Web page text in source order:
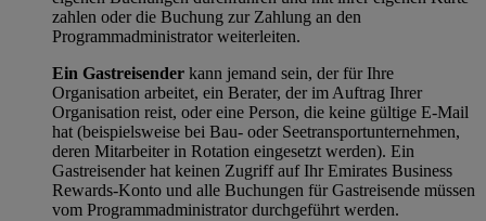
zahlen oder die Buchung zur Zahlung an den
Programmadministrator weiterleiten.
Ein Gastreisender kann jemand sein, der für Ihre
Organisation arbeitet, ein Berater, der im Auftrag Ihrer
Organisation reist, oder eine Person, die keine gültige E-Mail
hat (beispielsweise bei Bau- oder Seetransportunternehmen,
deren Mitarbeiter in Rotation eingesetzt werden). Ein
Gastreisender hat keinen Zugriff auf Ihr Emirates Business
Rewards-Konto und alle Buchungen für Gastreisende müssen
vom Programmadministrator durchgeführt werden.